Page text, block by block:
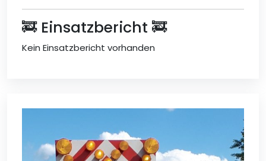
🚒 Einsatzbericht 🚒
Kein Einsatzbericht vorhanden